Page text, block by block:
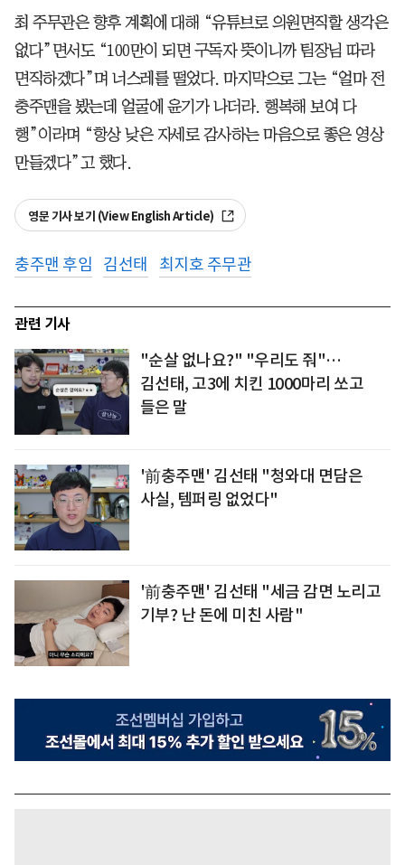
최 주무관은 향후 계획에 대해 “유튜브로 의원면직할 생각은
없다”면서도 “100만이 되면 구독자 뜻이니까 팀장님 따라
면직하겠다”며 너스레를 떨었다. 마지막으로 그는 “얼마 전
충주맨을 봤는데 얼굴에 윤기가 나더라. 행복해 보여 다
행”이라며 “항상 낮은 자세로 감사하는 마음으로 좋은 영상
만들겠다”고 했다.
영문 기사 보기 (View English Article)
충주맨 후임 김선태 최지호 주무관
관련 기사
"순살 없나요?" "우리도 줘"…
김선태, 고3에 치킨 1000마리 쏘고
들은 말
'前충주맨' 김선태 "청와대 면담은
사실, 템퍼링 없었다"
'前충주맨' 김선태 "세금 감면 노리고
기부? 난 돈에 미친 사람"